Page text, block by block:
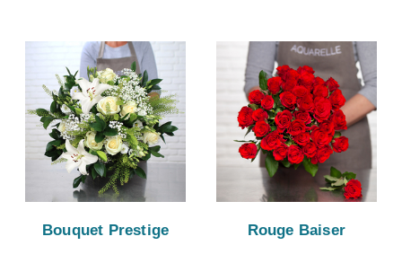
Bouquet Prestige Rouge Baiser